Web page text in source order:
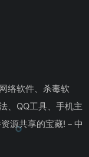
络软件、杀毒软
、QQ工具、手机主
源共享的宝藏!－中